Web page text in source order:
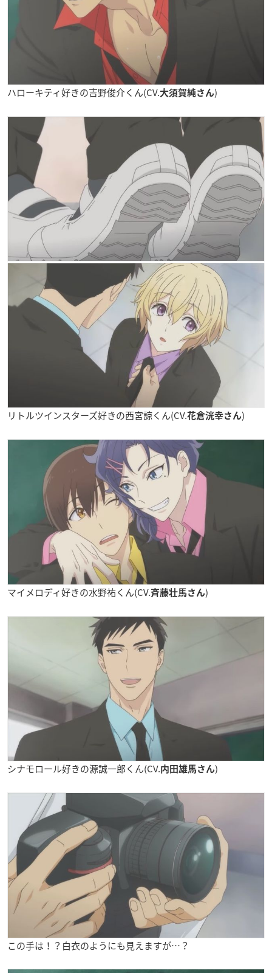
ハローキティ好きの吉野俊介くん(CV.大須賀純さん)
リトルツインスターズ好きの西宮諒くん(CV.花倉洸幸さん)
マイメロディ好きの水野祐くん(CV.斉藤壮馬さん)
シナモロール好きの源誠一郎くん(CV.内田雄馬さん)
この手は！？白衣のようにも見えますが…？